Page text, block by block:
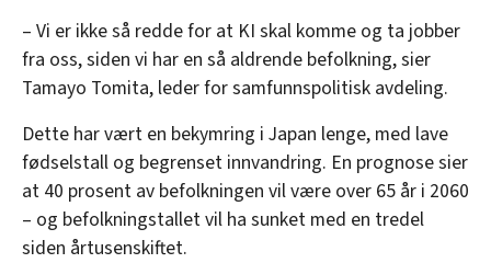
– Vi er ikke så redde for at KI skal komme og ta jobber
fra oss, siden vi har en så aldrende befolkning, sier
Tamayo Tomita, leder for samfunnspolitisk avdeling.
Dette har vært en bekymring i Japan lenge, med lave
fødselstall og begrenset innvandring. En prognose sier
at 40 prosent av befolkningen vil være over 65 år i 2060
– og befolkningstallet vil ha sunket med en tredel
siden årtusenskiftet.